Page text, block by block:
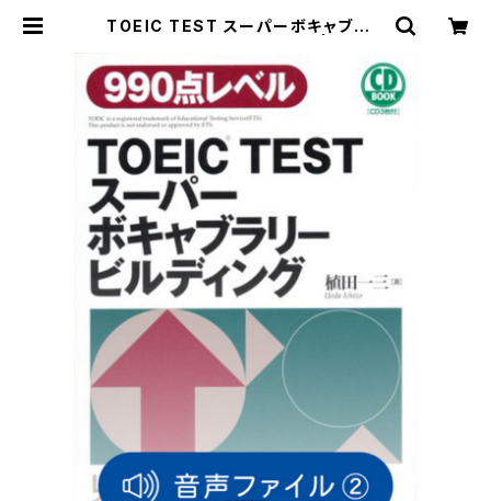
TOEIC TEST スーパーボキャブラリ
版のオンラインストア